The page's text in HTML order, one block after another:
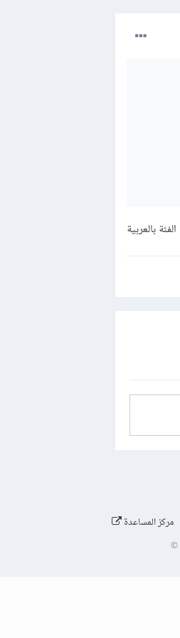
مركز المساعدة
©